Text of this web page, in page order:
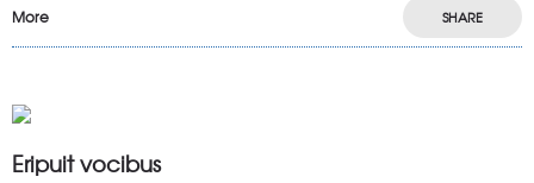
More SHARE
Eripuit vocibus